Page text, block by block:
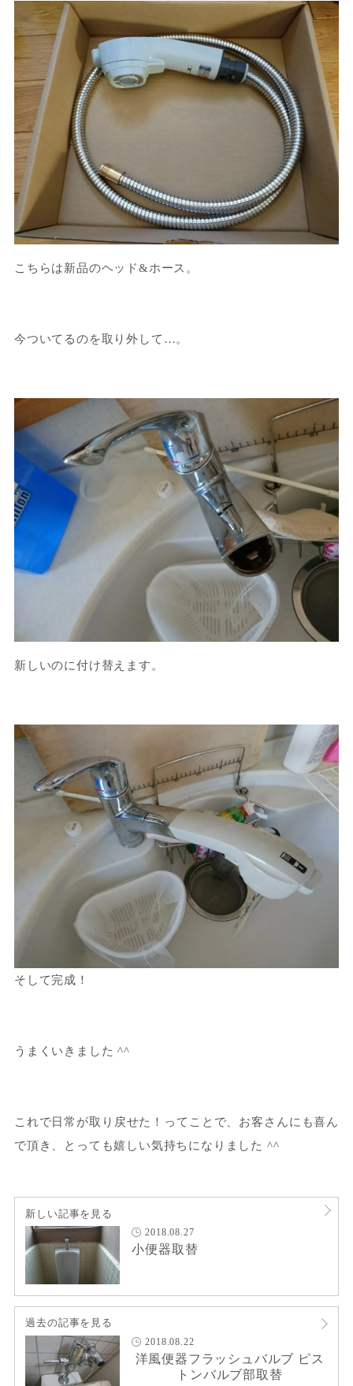
こちらは新品のヘッド&ホース。
今ついてるのを取り外して…。
新しいのに付け替えます。
そして完成！
うまくいきました ^^
これで日常が取り戻せた！ってことで、お客さんにも喜ん
で頂き、とっても嬉しい気持ちになりました ^^
新しい記事を見る
2018.08.27
小便器取替
過去の記事を見る
2018.08.22
洋風便器フラッシュバルブ ピス
トンバルブ部取替